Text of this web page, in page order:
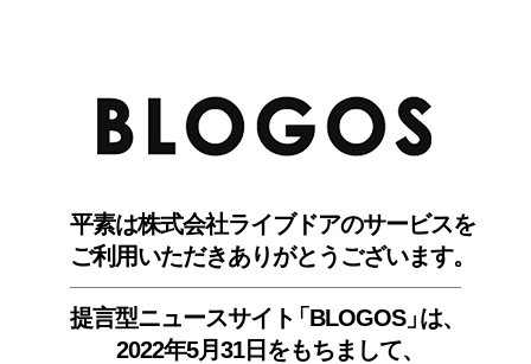
平素は株式会社ライブドアのサービスを
ご利用いただきありがとうございます。
提言型ニュースサイ ト「BLOGOS」は、
2022年5月31日をもちまして、